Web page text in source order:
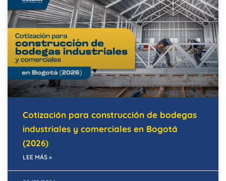
Cotización para construcción de bodegas
industriales y comerciales en Bogotá
(2026)
LEE MÁS »